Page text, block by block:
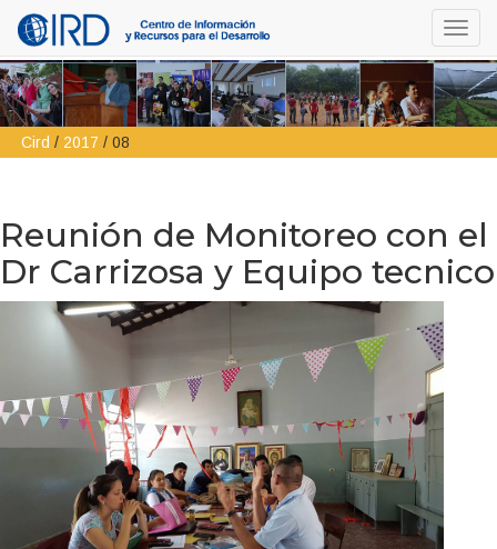
Cird / 2017 / 08
Reunión de Monitoreo con el
Dr Carrizosa y Equipo tecnico